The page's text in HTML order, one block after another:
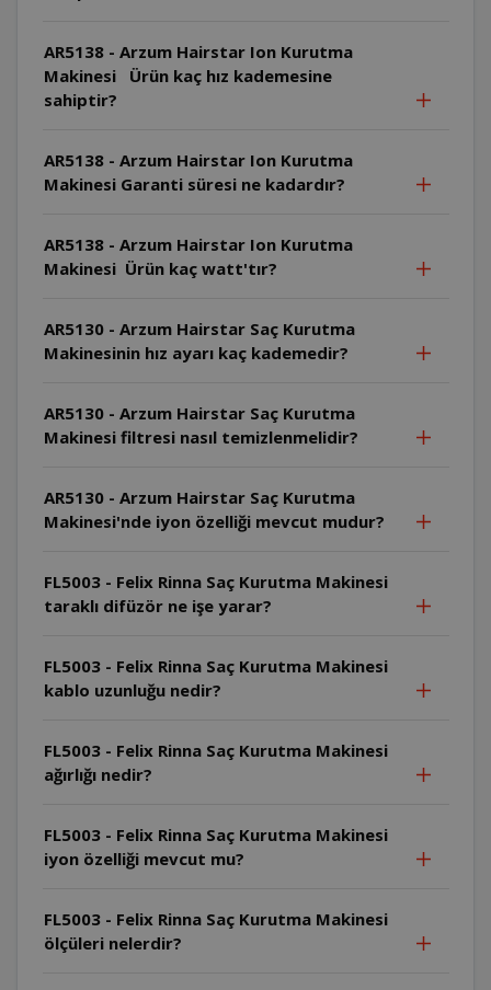
AR5138 - Arzum Hairstar Ion Kurutma
Makinesi Ürün kaç hız kademesine
sahiptir?
AR5138 - Arzum Hairstar Ion Kurutma
Makinesi Garanti süresi ne kadardır?
AR5138 - Arzum Hairstar Ion Kurutma
Makinesi Ürün kaç watt'tır?
AR5130 - Arzum Hairstar Saç Kurutma
Makinesinin hız ayarı kaç kademedir?
AR5130 - Arzum Hairstar Saç Kurutma
Makinesi filtresi nasıl temizlenmelidir?
AR5130 - Arzum Hairstar Saç Kurutma
Makinesi'nde iyon özelliği mevcut mudur?
FL5003 - Felix Rinna Saç Kurutma Makinesi
taraklı difüzör ne işe yarar?
FL5003 - Felix Rinna Saç Kurutma Makinesi
kablo uzunluğu nedir?
FL5003 - Felix Rinna Saç Kurutma Makinesi
ağırlığı nedir?
FL5003 - Felix Rinna Saç Kurutma Makinesi
iyon özelliği mevcut mu?
FL5003 - Felix Rinna Saç Kurutma Makinesi
ölçüleri nelerdir?